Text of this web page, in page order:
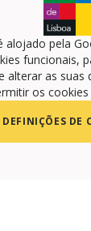
alojado pela
funcionais,
alterar as suas
os cookies
DEFINIÇÕES DE